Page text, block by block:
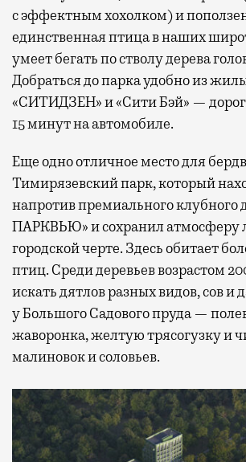
с эффектным хохолком) и
единственная птица в наших
умеет бегать по стволу дерева
Добраться до парка удобно из
«СИТИДЗЕН» и «Сити Бэй» —
15 минут на автомобиле.
Еще одно отличное место для
Тимирязевский парк, который
напротив премиального клубного
ПАРКВЬЮ» и сохранил атмосферу
городской черте. Здесь обитает
птиц. Среди деревьев возрастом
искать дятлов разных видов, сов и
у Большого Садового пруда —
жаворонка, желтую трясогузку и
малиновок и соловьев.